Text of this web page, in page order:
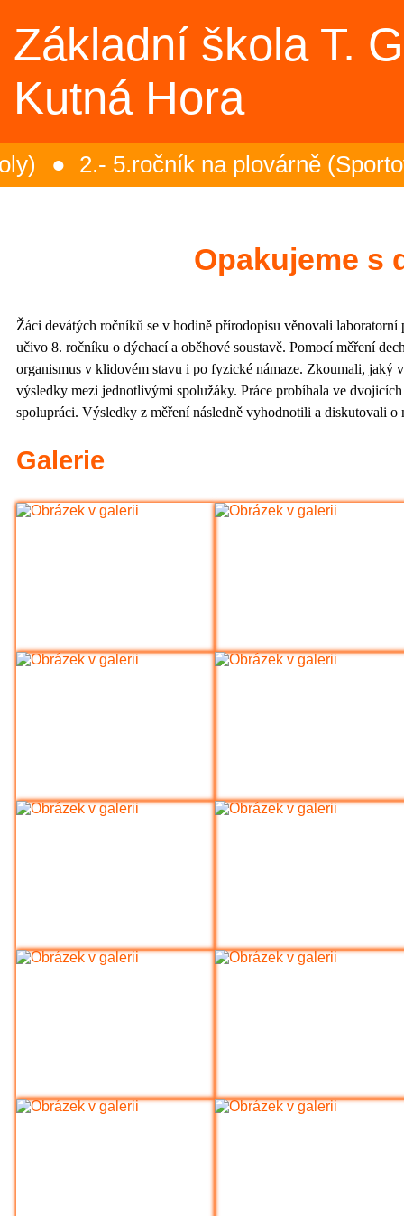
Základní škola T.
Kutná Hora
2.- 5.ročník na plovárně
Opakujeme s
Žáci devátých ročníků se v hodině přírodopisu věnovali
učivo 8. ročníku o dýchací a oběhové soustavě. Pomocí měření
organismus v klidovém stavu i po fyzické námaze. Zkoumali, jaký
výsledky mezi jednotlivými spolužáky. Práce probíhala ve
spolupráci. Výsledky z měření následně vyhodnotili a diskutovali o
Galerie